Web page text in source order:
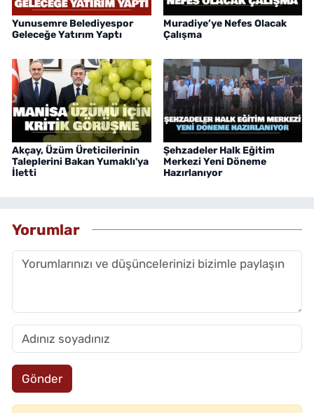
Yunusemre Belediyespor
Geleceğe Yatırım Yaptı
Muradiye’ye Nefes Olacak
Çalışma
Akçay, Üzüm Üreticilerinin
Taleplerini Bakan Yumaklı'ya
İletti
Şehzadeler Halk Eğitim
Merkezi Yeni Döneme
Hazırlanıyor
Yorumlar
Gönder